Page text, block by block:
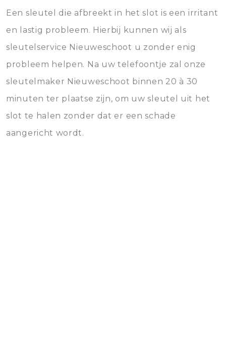
Een sleutel die afbreekt in het slot is een irritant
en lastig probleem. Hierbij kunnen wij als
sleutelservice Nieuweschoot u zonder enig
probleem helpen. Na uw telefoontje zal onze
sleutelmaker Nieuweschoot binnen 20 à 30
minuten ter plaatse zijn, om uw sleutel uit het
slot te halen zonder dat er een schade
aangericht wordt.